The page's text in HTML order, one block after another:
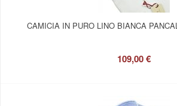
CAMICIA IN PURO LINO BIANCA
109,00 €